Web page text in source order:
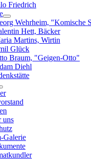
Friedrich
Wehrheim, "Komische
Hett, Bäcker
Martins, Wirtin
Glück
Braum, "Geigen-Otto"
Diehl
uns
Galerie